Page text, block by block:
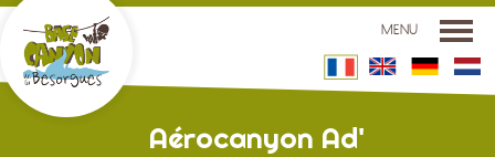
MENU
Aérocanyon Ad'